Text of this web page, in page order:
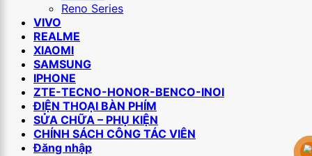
Reno Series
VIVO
REALME
XIAOMI
SAMSUNG
IPHONE
ZTE-TECNO-HONOR-BENCO-INOI
ĐIỆN THOẠI BÀN PHÍM
SỬA CHỮA – PHỤ KIỆN
CHÍNH SÁCH CÔNG TÁC VIÊN
Đăng nhập